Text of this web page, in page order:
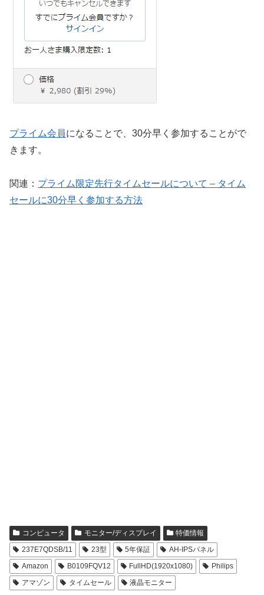
プライム会員になることで、30分早く参加することがで
きます。
関連： プライム限定先行タイムセールについて – タイム
セールに30分早く参加する方法
コンピュータ モニター/ディスプレイ
特価情報
237E7QDSB/11
23型 5年保証
AH-IPSパネル
Amazon
B0109FQV12 FullHD(1920x1080)
Philips
アマゾン
タイムセール 液晶モニター